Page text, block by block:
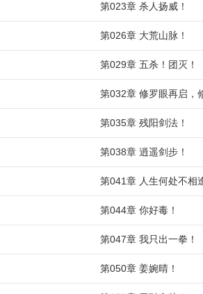
第023章 杀人扬威！
第026章 大荒山脉！
第029章 五杀！团灭！
第032章 修罗眼再启，
第035章 残阳剑法！
第038章 逍遥剑步！
第041章 人生何处不相
第044章 你好毒！
第047章 我只出一拳！
第050章 姜婉晴！